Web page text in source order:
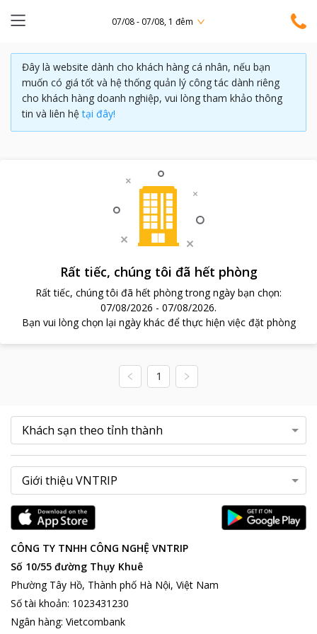
07/08 - 07/08, 1 đêm
Đây là website dành cho khách hàng cá nhân, nếu bạn
muốn có giá tốt và hệ thống quản lý công tác dành riêng
cho khách hàng doanh nghiệp, vui lòng tham khảo thông
tin và liên hệ tại đây!
Rất tiếc, chúng tôi đã hết phòng
Rất tiếc, chúng tôi đã hết phòng trong ngày bạn chọn:
07/08/2026 - 07/08/2026.
Bạn vui lòng chọn lại ngày khác để thực hiện việc đặt phòng
1
CÔNG TY TNHH CÔNG NGHỆ VNTRIP
Số 10/55 đường Thụy Khuê
Phường Tây Hồ, Thành phố Hà Nội, Việt Nam
Số tài khoản: 1023431230
Ngân hàng: Vietcombank